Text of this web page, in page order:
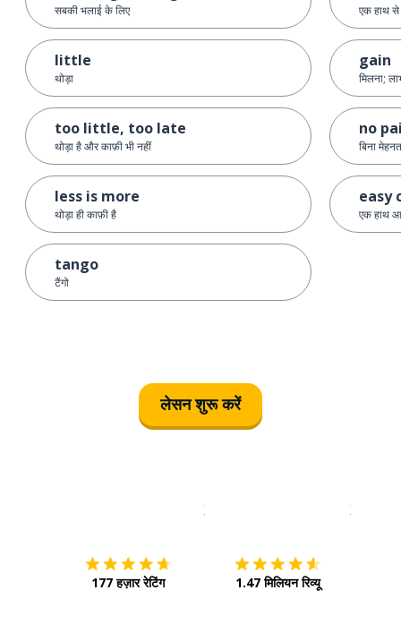
सबकी भलाई के लिए
little
थोड़ा
too little, too late
थोड़ा है और काफ़ी भी नहीं
less is more
थोड़ा ही काफ़ी है
tango
टैंगो
एक हाथ से
gain
मिलना;
no
बिना
easy
एक हाथ
लेसन शुरू करें
इस पर डाउनलोड करें ऐप स्टोर
177 हज़ार रेटिंग
इसे चालू
1.47 मिलियन रिव्यू